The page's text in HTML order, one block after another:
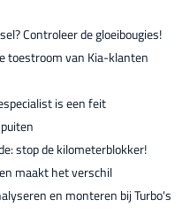
Controleer de gloeibougies!
toestroom van Kia-klanten
is een feit
stop de kilometerblokker!
maakt het verschil
en monteren bij Turbo's